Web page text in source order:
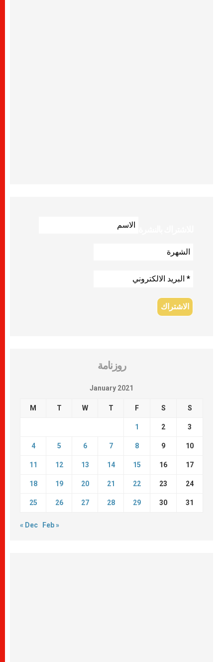
روزنامة
January 2021
M T W T F S S
1 2 3
4 5 6 7 8 9 10
11 12 13 14 15 16 17
18 19 20 21 22 23 24
25 26 27 28 29 30 31
« Dec Feb »